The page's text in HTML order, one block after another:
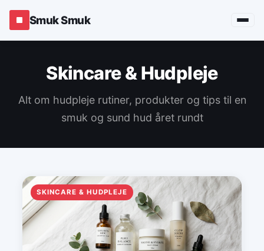
Smuk Smuk
Skincare & Hudpleje
Alt om hudpleje rutiner, produkter og tips til en
smuk og sund hud året rundt
SKINCARE & HUDPLEJE